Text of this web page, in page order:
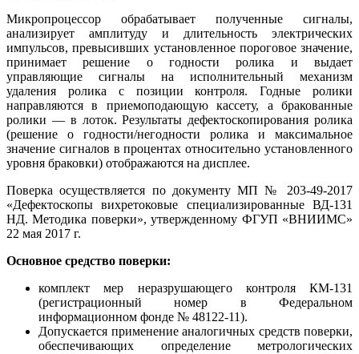
Микропроцессор обрабатывает полученные сигналы,
анализирует амплитуду и длительность электрических
импульсов, превысивших установленное пороговое значение,
принимает решение о годности ролика и выдает
управляющие сигналы на исполнительный механизм
удаления ролика с позиции контроля. Годные ролики
направляются в приемоподающую кассету, а бракованные
ролики — в лоток. Результаты дефектоскопирования ролика
(решение о годности/негодности ролика и максимальное
значение сигналов в процентах относительно установленного
уровня браковки) отображаются на дисплее.
Поверка осуществляется по документу МП № 203-49-2017
«Дефектоскопы вихретоковые специализированные ВД-131
НД. Методика поверки», утвержденному ФГУП «ВНИИМС»
22 мая 2017 г.
Основное средство поверки:
комплект мер неразрушающего контроля КМ-131
(регистрационный номер в Федеральном
информационном фонде № 48122-11).
Допускается применение аналогичных средств поверки,
обеспечивающих определение метрологических